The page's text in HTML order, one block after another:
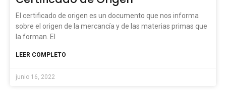
El certificado de origen es un documento que nos informa
sobre el origen de la mercancía y de las materias primas que
la forman. El
LEER COMPLETO
junio 16, 2022